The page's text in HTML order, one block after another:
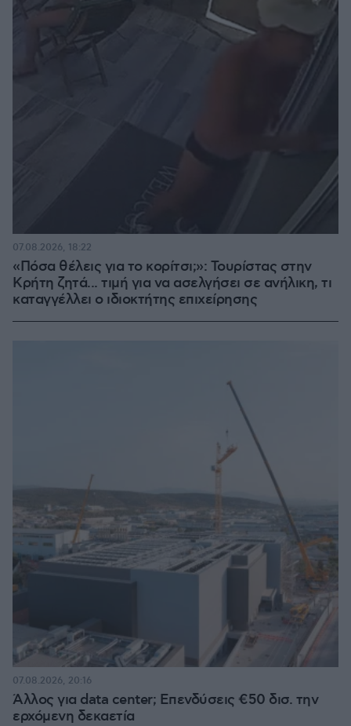
«Πόσα θέλεις για το κορίτσι;»: Τουρίστας στην
Κρήτη ζητά... τιμή για να ασελγήσει σε ανήλικη, τι
καταγγέλλει ο ιδιοκτήτης επιχείρησης
07.08.2026, 18:22
Άλλος για data center; Επενδύσεις €50 δισ. την
ερχόμενη δεκαετία
07.08.2026, 20:16